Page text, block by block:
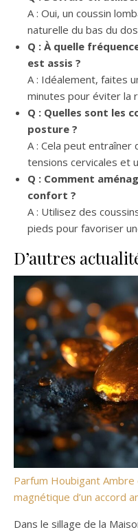
A : Oui, un coussin
naturelle du bas du
Q : À quelle
est assis ?
A : Idéalement, faites
minutes pour éviter la
Q : Quelles sont les
posture ?
A : Cela peut
tensions cervicales et
Q : Comment
confort ?
A : Utilisez des
pieds pour favoriser
D’autres
Parfum Houbigant
magnétique d’un accord
Dans le sillage de la